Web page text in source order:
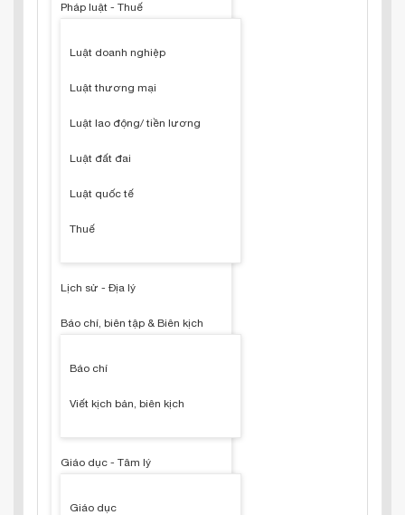
Pháp luật - Thuế
Luật doanh nghiệp
Luật thương mại
Luật lao động/ tiền lương
Luật đất đai
Luật quốc tế
Thuế
Lịch sử - Địa lý
Báo chí, biên tập & Biên kịch
Báo chí
Viết kịch bản, biên kịch
Giáo dục - Tâm lý
Giáo dục